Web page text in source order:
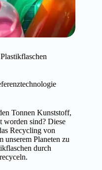
Tonnen Kunststoff,
worden sind? Diese
Recycling von
unserem Planeten zu
durch